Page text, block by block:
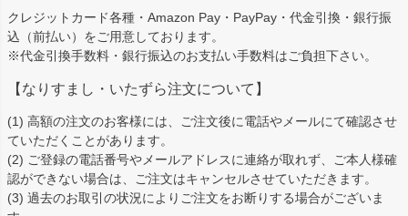
ップ
へ
クレジットカード各種・Amazon Pay・PayPay・代金引換・銀行振
込（前払い）をご用意しております。
※代金引換手数料・銀行振込のお支払い手数料はご負担下さい。
【なりすまし・いたずら注文について】
(1) 高額の注文のお客様には、ご注文後に電話やメールにて確認させ
ていただくことがあります。
(2) ご登録の電話番号やメールアドレスに連絡が取れず、ご本人様確
認ができない場合は、ご注文はキャンセルさせていただきます。
(3) 過去のお取引の状況によりご注文をお断りする場合がございま